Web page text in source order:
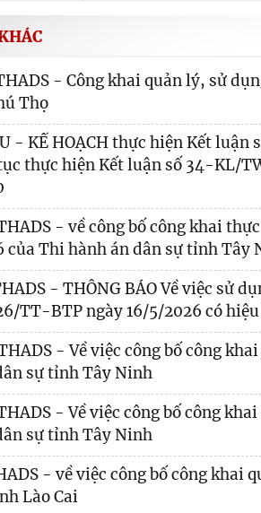
- Công khai quản lý, sử
Thọ
- KẾ HOẠCH thực hiện Kết
thực hiện Kết luận số 34-KL/
- về công bố công khai
của Thi hành án dân sự tỉnh Tây
- THÔNG BÁO Về việc sử
TT-BTP ngày 16/5/2026 có
- Về việc công bố công
sự tỉnh Tây Ninh
- Về việc công bố công
sự tỉnh Tây Ninh
- về việc công bố công khai
Lào Cai